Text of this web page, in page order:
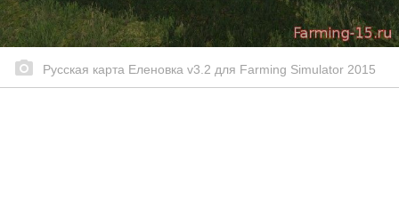
Русская карта Еленовка v3.2 для Farming Simulator 2015